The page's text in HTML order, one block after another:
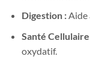
Digestion :Aide
Santé
oxydatif.